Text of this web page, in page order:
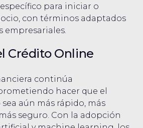
para iniciar o
con términos adaptados
empresariales.
Crédito Online
continúa
hacer que el
aún más rápido, más
seguro. Con la adopción